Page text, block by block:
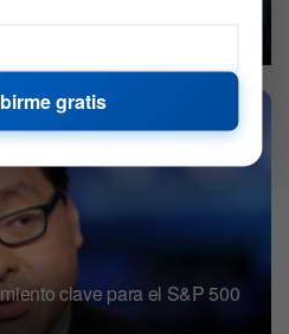
clave para el S&P 500
gratis